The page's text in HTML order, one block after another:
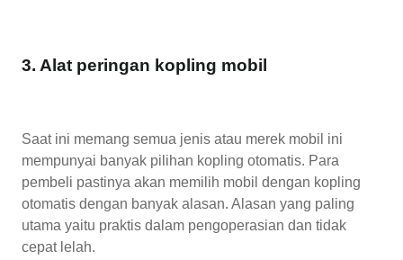
3. Alat peringan kopling mobil
Saat ini memang semua jenis atau merek mobil ini
mempunyai banyak pilihan kopling otomatis. Para
pembeli pastinya akan memilih mobil dengan kopling
otomatis dengan banyak alasan. Alasan yang paling
utama yaitu praktis dalam pengoperasian dan tidak
cepat lelah.